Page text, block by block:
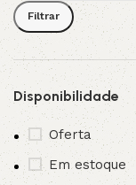
Filtrar
Disponibilidade
Oferta
Em estoque